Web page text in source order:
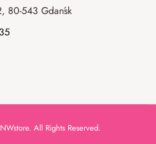
80-543 Gdańsk
All Rights Reserved.